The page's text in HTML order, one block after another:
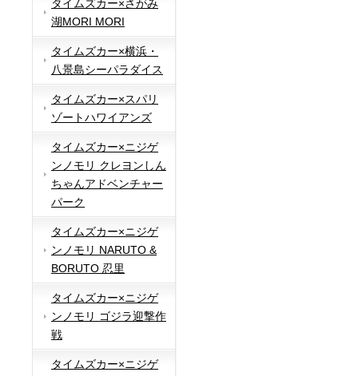
タイムズカー×さがみ
湖MORI MORI
タイムズカー×横浜・
八景島シーパラダイス
タイムズカー×スパリ
ゾートハワイアンズ
タイムズカー×ニジゲ
ンノモリ クレヨンしん
ちゃんアドベンチャー
パーク
タイムズカー×ニジゲ
ンノモリ NARUTO &
BORUTO 忍里
タイムズカー×ニジゲ
ンノモリ ゴジラ迎撃作
戦
タイムズカー×ニジゲ